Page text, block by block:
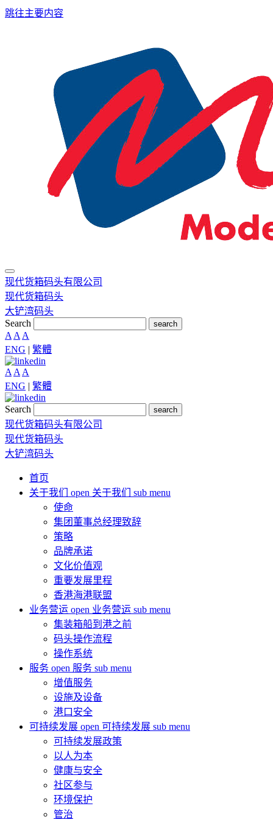
跳往主要内容
现代货箱码头有限公司
现代货箱码头
大铲湾码头
Search
search
A A A
ENG | 繁體
A A A
ENG | 繁體
Search search
现代货箱码头有限公司
现代货箱码头
大铲湾码头
首页
关于我们 open 关于我们 sub menu
使命
集团董事总经理致辞
策略
品牌承诺
文化价值观
重要发展里程
香港海港联盟
业务营运 open 业务营运 sub menu
集装箱船到港之前
码头操作流程
操作系统
服务 open 服务 sub menu
增值服务
设施及设备
港口安全
可持续发展 open 可持续发展 sub menu
可持续发展政策
以人为本
健康与安全
社区参与
环境保护
管治